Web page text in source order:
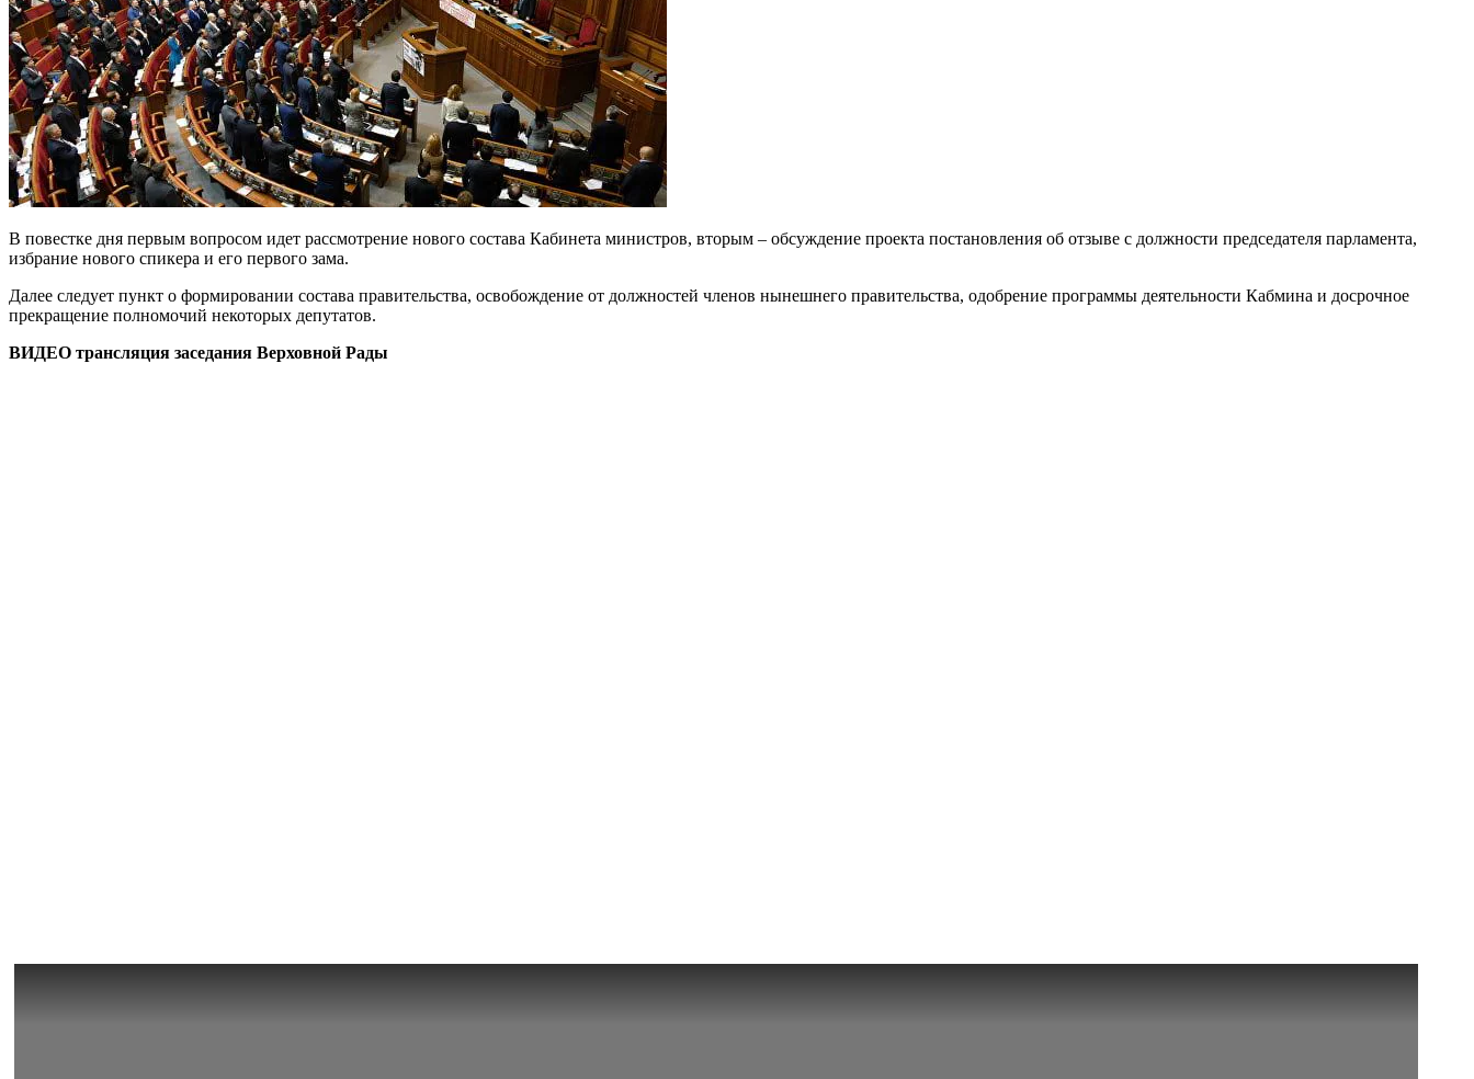
В повестке дня первым вопросом идет рассмотрение нового состава Кабинета министров, вторым – обсуждение проекта постановления об отзыве с должности председателя парламента,
избрание нового спикера и его первого зама.
Далее следует пункт о формировании состава правительства, освобождение от должностей членов нынешнего правительства, одобрение программы деятельности Кабмина и досрочное
прекращение полномочий некоторых депутатов.
ВИДЕО трансляция заседания Верховной Рады